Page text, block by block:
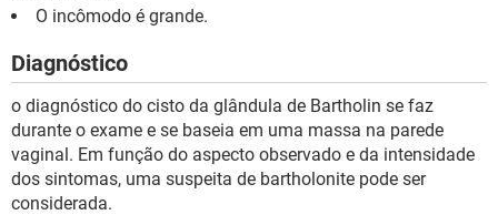
O incômodo é grande.
Diagnóstico
o diagnóstico do cisto da glândula de Bartholin se faz
durante o exame e se baseia em uma massa na parede
vaginal. Em função do aspecto observado e da intensidade
dos sintomas, uma suspeita de bartholonite pode ser
considerada.